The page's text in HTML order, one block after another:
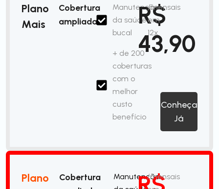
Plano
Mais
Cobertura
ampliada
Manutenção
da saúde
bucal
+ de 200
coberturas
com o
melhor
custo
benefício
R$
43,90
/mensais
em
12x
Conheça
Já
Plano
Cobertura
Manutenção/mensais